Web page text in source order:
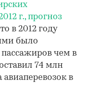
г., прогноз
в 2012 году
было
пассажиров чем в
74 млн
в